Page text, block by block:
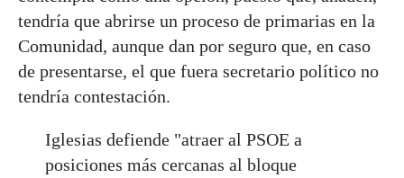
tendría que abrirse un proceso de primarias en la
Comunidad, aunque dan por seguro que, en caso
de presentarse, el que fuera secretario político no
tendría contestación.
Iglesias defiende "atraer al PSOE a
posiciones más cercanas al bloque